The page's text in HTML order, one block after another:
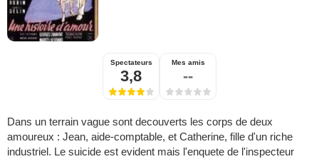
Spectateurs
3,8
Mes amis
--
Dans un terrain vague sont decouverts les corps de deux
amoureux : Jean, aide-comptable, et Catherine, fille d'un riche
industriel. Le suicide est evident mais l'enquete de l'inspecteur